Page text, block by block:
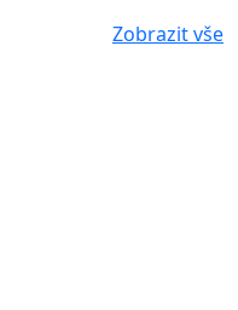
Zobrazit vše